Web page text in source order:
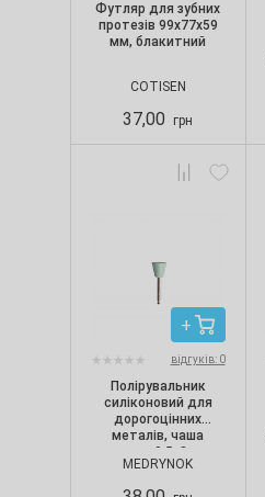
Футляр для зубних
протезів 99х77х59
мм, блакитний
COTISEN
37,00 грн
відгуків: 0
Полірувальник
силіконовий для
дорогоцінних
металів, чаша
велика, 9.5х8 мм,
MR
MEDRYNOK